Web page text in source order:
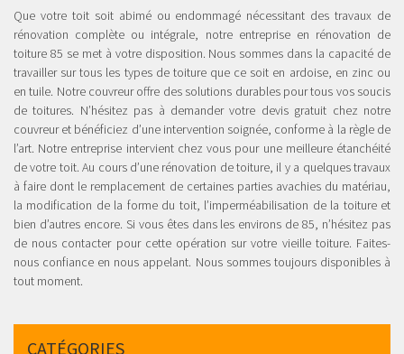
Que votre toit soit abimé ou endommagé nécessitant des travaux de
rénovation complète ou intégrale, notre entreprise en rénovation de
toiture 85 se met à votre disposition. Nous sommes dans la capacité de
travailler sur tous les types de toiture que ce soit en ardoise, en zinc ou
en tuile. Notre couvreur offre des solutions durables pour tous vos soucis
de toitures. N’hésitez pas à demander votre devis gratuit chez notre
couvreur et bénéficiez d’une intervention soignée, conforme à la règle de
l’art. Notre entreprise intervient chez vous pour une meilleure étanchéité
de votre toit. Au cours d’une rénovation de toiture, il y a quelques travaux
à faire dont le remplacement de certaines parties avachies du matériau,
la modification de la forme du toit, l’imperméabilisation de la toiture et
bien d’autres encore. Si vous êtes dans les environs de 85, n’hésitez pas
de nous contacter pour cette opération sur votre vieille toiture. Faites-
nous confiance en nous appelant. Nous sommes toujours disponibles à
tout moment.
CATÉGORIES